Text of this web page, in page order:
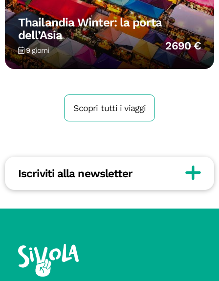
Thailandia Winter: la porta
dell’Asia
9 giorni 2690 €
Scopri tutti i viaggi
Iscriviti alla newsletter